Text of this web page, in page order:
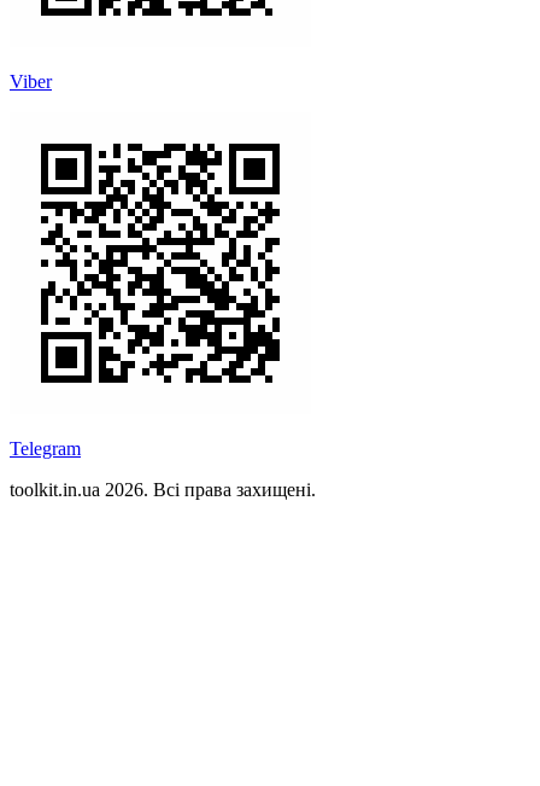
Viber
Telegram
toolkit.in.ua 2026. Всі права захищені.